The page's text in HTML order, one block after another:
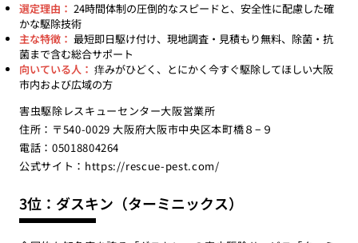
選定理由： 24時間体制の圧倒的なスピードと、安全性に配慮した確
かな駆除技術
主な特徴： 最短即日駆け付け、現地調査・見積もり無料、除菌・抗
菌まで含む総合サポート
向いている人： 痒みがひどく、とにかく今すぐ駆除してほしい大阪
市内および広域の方
害虫駆除レスキューセンター大阪営業所
住所：〒540-0029 大阪府大阪市中央区本町橋８−９
電話：05018804264
公式サイト： https://rescue-pest.com/
3位：ダスキン（ターミニックス）